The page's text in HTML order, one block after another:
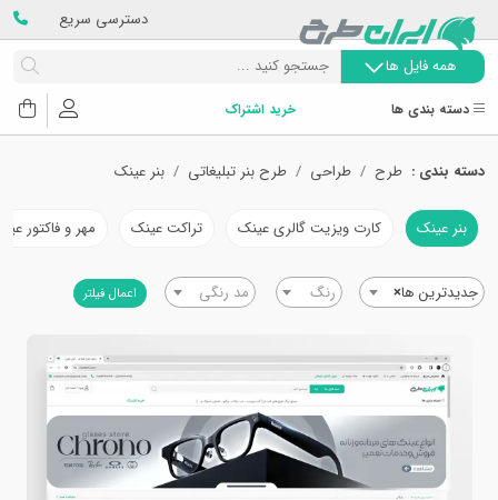
دسترسی سریع
همه فایل ها
دسته بندی ها خرید اشتراک
دسته بندی : طرح طراحی طرح بنر تبلیغاتی بنر عینک
بنر عینک کارت ویزیت گالری عینک تراکت عینک مهر و فاکتور
×جدیدترین ها رنگ مد رنگی اعمال فیلتر